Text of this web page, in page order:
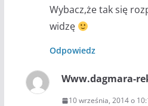
Wybacz,że tak się
widzę
Odpowiedz
Www.dagmara-
10 września, 2014 o